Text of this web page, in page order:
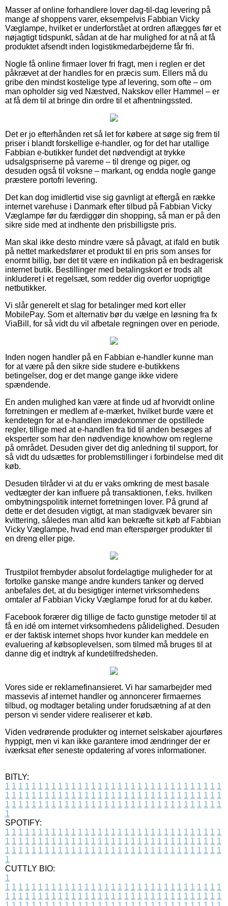
Masser af online forhandlere lover dag-til-dag levering på
mange af shoppens varer, eksempelvis Fabbian Vicky
Væglampe, hvilket er underforstået at ordren aflægges før et
nøjagtigt tidspunkt, sådan at de har mulighed for at nå at få
produktet afsendt inden logistikmedarbejderne får fri.
Nogle få online firmaer lover fri fragt, men i reglen er det
påkrævet at der handles for en præcis sum. Ellers må du
gribe den mindst kostelige type af levering, som ofte – om
man opholder sig ved Næstved, Nakskov eller Hammel – er
at få dem til at bringe din ordre til et afhentningssted.
Det er jo efterhånden ret så let for købere at søge sig frem til
priser i blandt forskellige e-handler, og for det har utallige
Fabbian e-butikker fundet det nødvendigt at trykke
udsalgspriserne på varerne – til drenge og piger, og
desuden også til voksne – markant, og endda nogle gange
præstere portofri levering.
Det kan dog imidlertid vise sig gavnligt at eftergå en række
internet varehuse i Danmark efter tilbud på Fabbian Vicky
Væglampe før du færdiggør din shopping, så man er på den
sikre side med at indhente den prisbilligste pris.
Man skal ikke desto mindre være så påvagt, at ifald en butik
på nettet markedsfører et produkt til en pris som anses for
enormt billig, bør det tit være en indikation på en bedragerisk
internet butik. Bestillinger med betalingskort er trods alt
inkluderet i et regelsæt, som redder dig overfor uoprigtige
netbutikker.
Vi slår generelt et slag for betalinger med kort eller
MobilePay. Som et alternativ bør du vælge en løsning fra fx
ViaBill, for så vidt du vil afbetale regningen over en periode.
Inden nogen handler på en Fabbian e-handler kunne man
for at være på den sikre side studere e-butikkens
betingelser, dog er det mange gange ikke videre
spændende.
En anden mulighed kan være at finde ud af hvorvidt online
forretningen er medlem af e-mærket, hvilket burde være et
kendetegn for at e-handlen imødekommer de opstillede
regler, tillige med at e-handlen fra tid til anden besøges af
eksperter som har den nødvendige knowhow om reglerne
på området. Desuden giver det dig anledning til support, for
så vidt du udsættes for problemstillinger i forbindelse med dit
køb.
Desuden tilråder vi at du er vaks omkring de mest basale
vedtægter der kan influere på transaktionen, f.eks. hvilken
ombytningspolitik internet forretningen lover. På grund af
dette er det desuden vigtigt, at man stadigvæk bevarer sin
kvittering, således man altid kan bekræfte sit køb af Fabbian
Vicky Væglampe, hvad end man efterspørger produkter til
en dreng eller pige.
Trustpilot frembyder absolut fordelagtige muligheder for at
fortolke ganske mange andre kunders tanker og derved
anbefales det, at du besigtiger internet virksomhedens
omtaler af Fabbian Vicky Væglampe forud for at du køber.
Facebook forærer dig tillige de facto gunstige metoder til at
få en idé om internet virksomhedens pålidelighed. Desuden
er der faktisk internet shops hvor kunder kan meddele en
evaluering af købsoplevelsen, som tilmed må bruges til at
danne dig et indtryk af kundetilfredsheden.
Vores side er reklamefinansieret. Vi har samarbejder med
massevis af internet handler og annoncerer firmaernes
tilbud, og modtager betaling under forudsætning af at den
person vi sender videre realiserer et køb.
Viden vedrørende produkter og internet selskaber ajourføres
hyppigt, men vi kan ikke garantere imod ændringer der er
iværksat efter seneste opdatering af vores informationer.
BITLY:
1 1 1 1 1 1 1 1 1 1 1 1 1 1 1 1 1 1 1 1 1 1 1 1 1 1 1 1 1 1 1 1 1
1 1 1 1 1 1 1 1 1 1 1 1 1 1 1 1 1 1 1 1 1 1 1 1 1 1 1 1 1 1 1 1 1
1 1 1 1 1 1 1 1 1 1 1 1 1 1 1 1 1 1 1 1 1 1 1 1 1 1 1 1 1 1 1 1 1
1
SPOTIFY:
1 1 1 1 1 1 1 1 1 1 1 1 1 1 1 1 1 1 1 1 1 1 1 1 1 1 1 1 1 1 1 1 1
1 1 1 1 1 1 1 1 1 1 1 1 1 1 1 1 1 1 1 1 1 1 1 1 1 1 1 1 1 1 1 1 1
1 1 1 1 1 1 1 1 1 1 1 1 1 1 1 1 1 1 1 1 1 1 1 1 1 1 1 1 1 1 1 1 1
1
CUTTLY BIO:
1
1 1 1 1 1 1 1 1 1 1 1 1 1 1 1 1 1 1 1 1 1 1 1 1 1 1 1 1 1 1 1 1 1
1 1 1 1 1 1 1 1 1 1 1 1 1 1 1 1 1 1 1 1 1 1 1 1 1 1 1 1 1 1 1 1 1